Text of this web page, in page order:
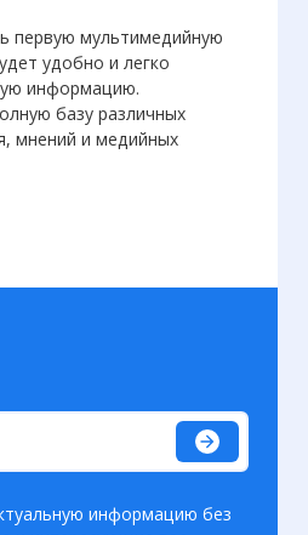
первую мультимедийную
удобно и легко
информацию.
базу различных
мнений и медийных
информацию без